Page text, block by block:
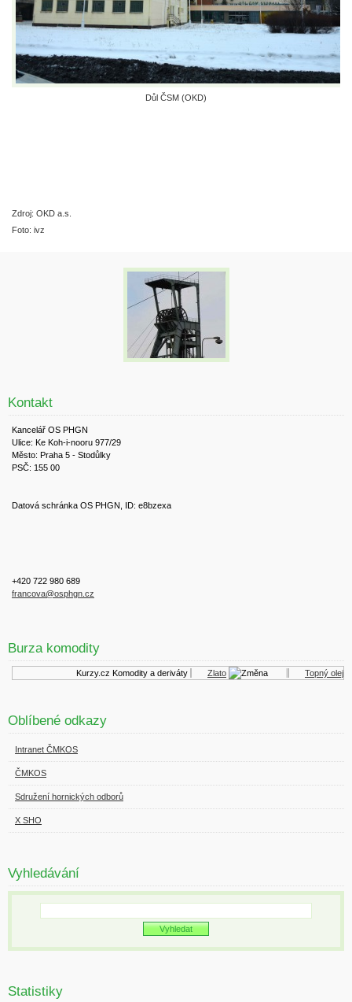
Důl ČSM (OKD)
Zdroj: OKD a.s.
Foto: ivz
Kontakt
Kancelář OS PHGN
Ulice: Ke Koh-i-nooru 977/29
Město: Praha 5 - Stodůlky
PSČ: 155 00
Datová schránka OS PHGN, ID: e8bzexa
+420 722 980 689
francova@osphgn.cz
Burza komodity
Kurzy.cz Komodity a deriváty Zlato Topný olej
Oblíbené odkazy
Intranet ČMKOS
ČMKOS
Sdružení hornických odborů
X SHO
Vyhledávání
Statistiky